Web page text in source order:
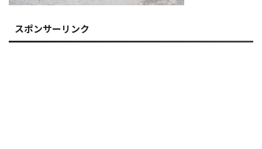
スポンサーリンク